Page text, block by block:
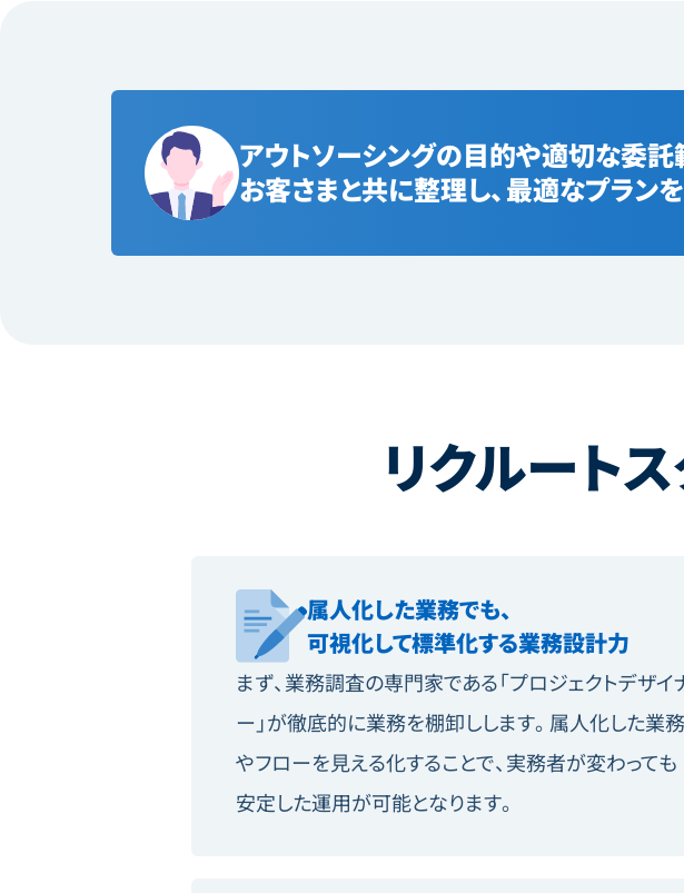
アウトソーシングの目的や適切な委託
お客さまと共に整理し、最適なプラン
リクルート
属人化した業務でも、
可視化して標準化する業務設計力
まず、業務調査の専門家である「プロジェクトデザイ
ー」が徹底的に業務を棚卸しします。属人化した業務
やフローを見える化することで、実務者が変わっても
安定した運用が可能となります。